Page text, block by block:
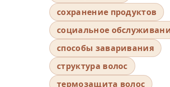
сохранение продуктов
социальное
способы заваривания
структура волос
термозащита волос